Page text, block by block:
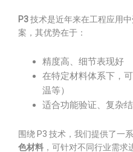
P3技术是近年来在工程应用
案，其优势在于：
精度高、细节表现好
在特定材料体系下，
温等）
适合功能验证、复杂
围绕 P3 技术，我们提供了一
色材料 ，可针对不同行业需求